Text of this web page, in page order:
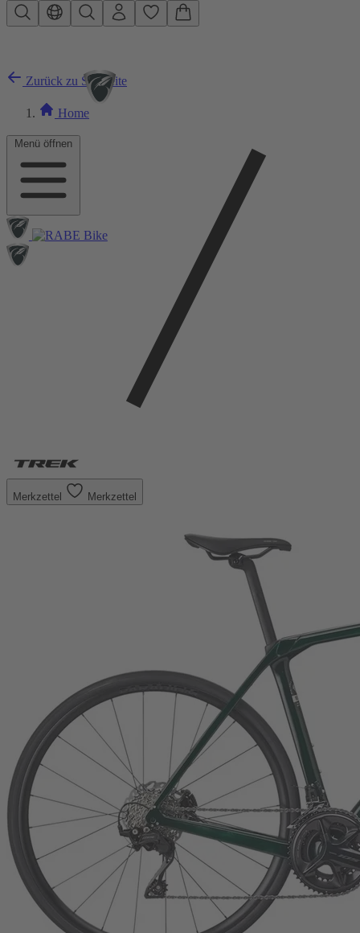
Zum Hauptinhalt springen
Menü öffnen
Zurück zu Startseite
Home
Merkzettel Merkzettel